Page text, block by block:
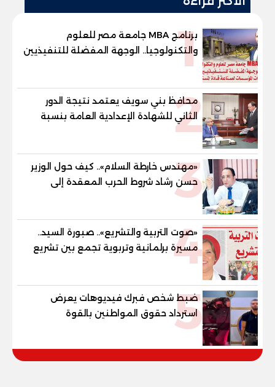
1
برنامج MBA جامعة مصر للعلوم
والتكنولوجيا.. الوجهة المفضلة للتنفيذيين
وقيادات المؤسسات لصناعة قادة
2
محافظ بني سويف يعتمد نتيجة الدور
الثاني للشهادة الإعدادية العامة بنسبة
والنور للمكفوفين
3
«مهندس خارطة السلام».. كيف حول الوزير
حسن رشاد شروط الحرب المعقدة إلى
"خارطة طريق" للانسحاب والإعمار؟
4
«صوت التربية والتشريع».. صبورة السيد..
مسيرة برلمانية وتربوية تجمع بين تشريع
القوانين وصناعة الأجيال لبناء الإنسان
5
ضبط شخص فبرك فيديوهات يعرض
استرداد حقوق المواطنين بالقوة